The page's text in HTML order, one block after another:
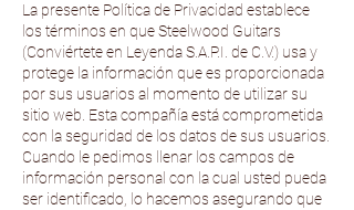
La presente Política de Privacidad establece
los términos en que Steelwood Guitars
(Conviértete en Leyenda S.A.P.I. de C.V.) usa y
protege la información que es proporcionada
por sus usuarios al momento de utilizar su
sitio web. Esta compañía está comprometida
con la seguridad de los datos de sus usuarios.
Cuando le pedimos llenar los campos de
información personal con la cual usted pueda
ser identificado, lo hacemos asegurando que